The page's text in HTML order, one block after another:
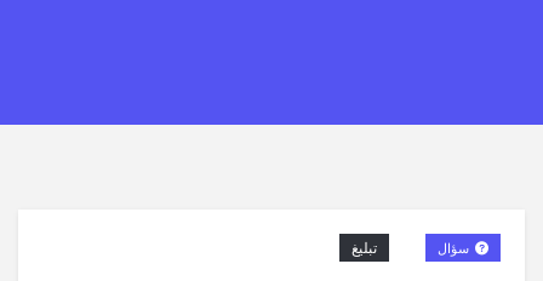
تبليغ سؤال